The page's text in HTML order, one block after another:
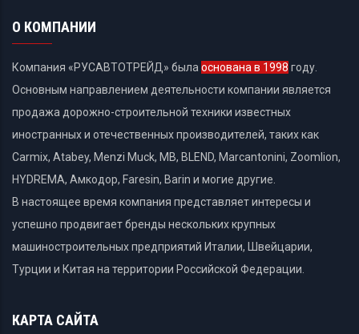
О КОМПАНИИ
Компания «РУСАВТОТРЕЙД» была основана в 1998 году.
Основным направлением деятельности компании является
продажа дорожно-строительной техники известных
иностранных и отечественных производителей, таких как
Carmix, Atabey, Menzi Muck, MB, BLEND, Marcantonini, Zoomlion,
HYDREMA, Амкодор, Faresin, Barin и могие другие.
В настоящее время компания представляет интересы и
успешно продвигает бренды нескольких крупных
машиностроительных предприятий Италии, Швейцарии,
Турции и Китая на территории Российской Федерации.
КАРТА САЙТА